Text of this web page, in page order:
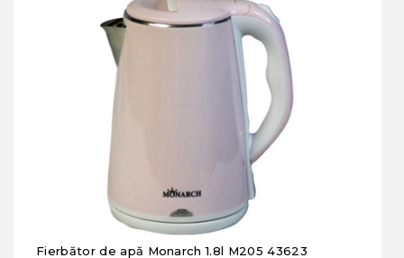
Fierbător de apă Monarch 1.8l M205 43623